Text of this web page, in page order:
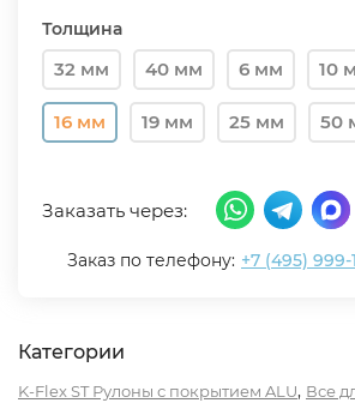
Толщина
32 мм 40 мм 6 мм 10
16 мм 19 мм 25 мм 50
Заказать через:
Заказ по телефону: +7 (495) 999-
Категории
K-Flex ST Рулоны с покрытием ALU, Все